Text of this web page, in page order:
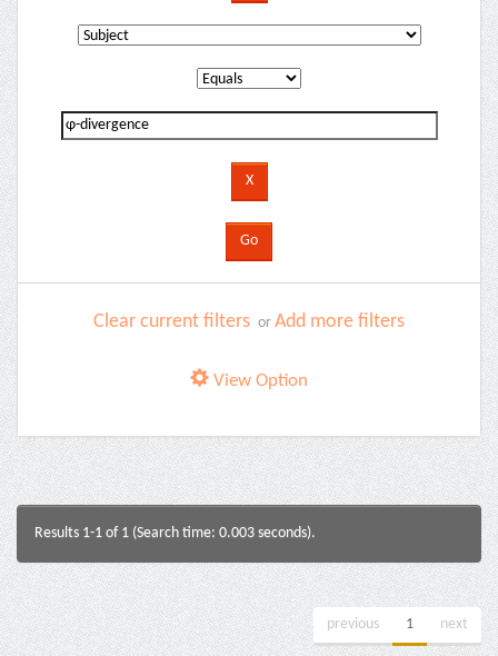
Clear current filters or Add more filters
View Option
Results 1-1 of 1 (Search time: 0.003 seconds).
previous 1 next